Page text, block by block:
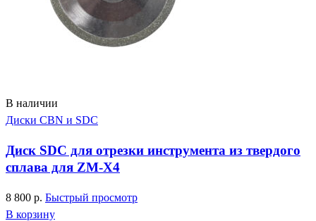
В наличии
Диски CBN и SDC
Диск SDC для отрезки инструмента из твердого
сплава для ZM-X4
8 800 р. Быстрый просмотр
В корзину